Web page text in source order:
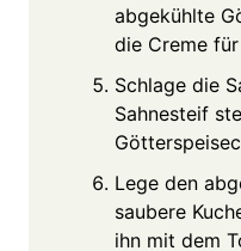
abgekühlte
die Creme
Schlage die
Sahnesteif
Lege den
saubere
ihn mit dem